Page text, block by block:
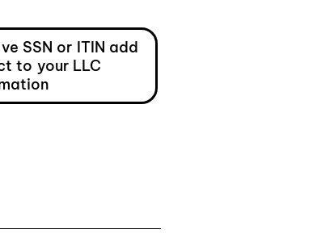
SSN or ITIN add
to your LLC